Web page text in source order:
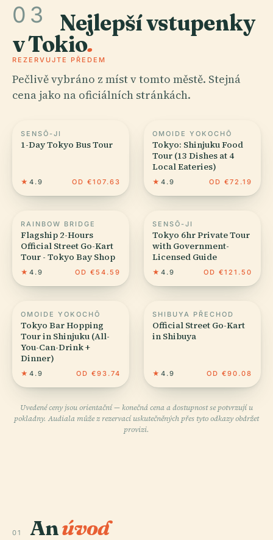
03 Nejlepší vstupenky
v Tokio.
REZERVUJTE PŘEDEM
Pečlivě vybráno z míst v tomto městě. Stejná
cena jako na oficiálních stránkách.
SENSŌ-JI
1-Day Tokyo Bus Tour
★ 4.9 OD €107.63
OMOIDE YOKOCHŌ
Tokyo: Shinjuku Food
Tour (13 Dishes at 4
Local Eateries)
★ 4.9 OD €72.19
RAINBOW BRIDGE
Flagship 2-Hours
Official Street Go-Kart
Tour - Tokyo Bay Shop
★ 4.9 OD €54.59
SENSŌ-JI
Tokyo 6hr Private Tour
with Government-
Licensed Guide
★ 4.9 OD €121.50
OMOIDE YOKOCHŌ
Tokyo Bar Hopping
Tour in Shinjuku (All-
You-Can-Drink +
Dinner)
★ 4.9 OD €93.74
SHIBUYA PŘECHOD
Official Street Go-Kart
in Shibuya
★ 4.9 OD €90.08
Uvedené ceny jsou orientační — konečná cena a dostupnost se potvrzují u
pokladny. Audiala může z rezervací uskutečněných přes tyto odkazy obdržet
provizi.
01 Anúvod